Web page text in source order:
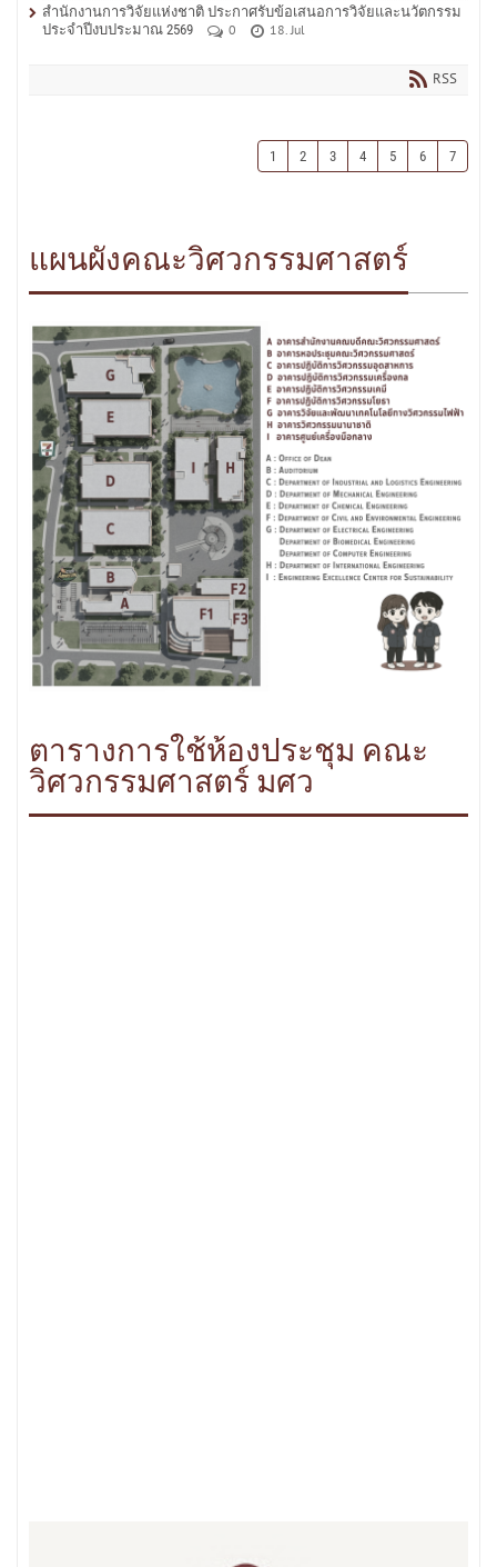
สำนักงานการวิจัยแห่งชาติ ประกาศรับข้อเสนอการวิจัยและนวัตกรรม
ประจำปีงบประมาณ 2569
0 18. Jul
RSS
1 2 3 4 5 6 7
แผนผังคณะวิศวกรรมศาสตร์
ตารางการใช้ห้องประชุม คณะ
วิศวกรรมศาสตร์ มศว